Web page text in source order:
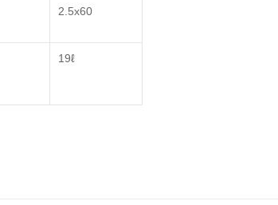
2.5x60
19ℓ